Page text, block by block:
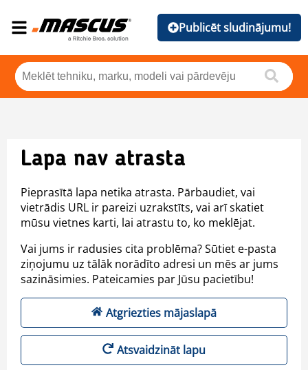
Publicēt sludinājumu!
Lapa nav atrasta
Pieprasītā lapa netika atrasta. Pārbaudiet, vai
vietrādis URL ir pareizi uzrakstīts, vai arī skatiet
mūsu vietnes karti, lai atrastu to, ko meklējat.
Vai jums ir radusies cita problēma? Sūtiet e-pasta
ziņojumu uz tālāk norādīto adresi un mēs ar jums
sazināsimies. Pateicamies par Jūsu pacietību!
Atgriezties mājaslapā
Atsvaidzināt lapu